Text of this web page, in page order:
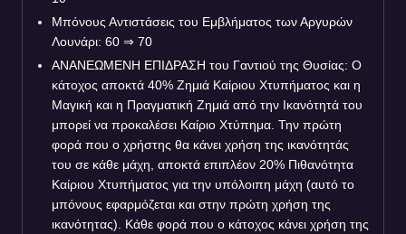
Μπόνους Αντιστάσεις του Εμβλήματος των Αργυρών
Λουνάρι: 60 ⇒ 70
ΑΝΑΝΕΩΜΕΝΗ ΕΠΙΔΡΑΣΗ του Γαντιού της Θυσίας: Ο
κάτοχος αποκτά 40% Ζημιά Καίριου Χτυπήματος και η
Μαγική και η Πραγματική Ζημιά από την Ικανότητά του
μπορεί να προκαλέσει Καίριο Χτύπημα. Την πρώτη
φορά που ο χρήστης θα κάνει χρήση της ικανότητάς
του σε κάθε μάχη, αποκτά επιπλέον 20% Πιθανότητα
Καίριου Χτυπήματος για την υπόλοιπη μάχη (αυτό το
μπόνους εφαρμόζεται και στην πρώτη χρήση της
ικανότητας). Κάθε φορά που ο κάτοχος κάνει χρήση της